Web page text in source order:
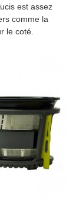
est assez
comme la
le coté.